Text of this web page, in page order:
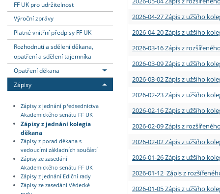
Absolventi fakulty
Vyjíždějící zaměstnanci
FF UK pro udržitelnost
Výroční zprávy
Platné vnitřní předpisy FF UK
Rozhodnutí a sdělení děkana,
opatření a sdělení tajemníka
Opatření děkana
Zápisy
Zápisy z jednání předsednictva
Akademického senátu FF UK
Zápisy z jednání kolegia
děkana
Zápisy z porad děkana s
vedoucími základních součástí
Zápisy ze zasedání
Akademického senátu FF UK
Zápisy z jednání Ediční rady
Zápisy ze zasedání Vědecké
2026-04-27 Zápis z užšího
2026-04-20 Zápis z užšího
2026-03-16 Zápis z
2026-03-09 Zápis z užšího
2026-03-02 Zápis z užšího
2026-02-23 Zápis z užšího
2026-02-16 Zápis z užšího
2026-02-09 Zápis z
2026-02-02 Zápis z užšího
2026-01-26 Zápis z užšího
2026-01-12 Zápis z
2026-01-05 Zápis z užšího